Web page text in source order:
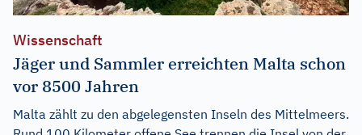
Wissenschaft
Jäger und Sammler erreichten Malta schon
vor 8500 Jahren
Malta zählt zu den abgelegensten Inseln des Mittelmeers.